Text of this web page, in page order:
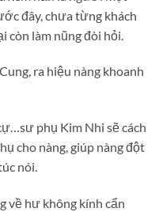
đây, chưa từng khách
làm nũng đòi hỏi.
ra hiệu nàng khoanh
phụ Kim Nhi sẽ cách
cho nàng, giúp nàng đột
nói.
về hư không kính cẩn